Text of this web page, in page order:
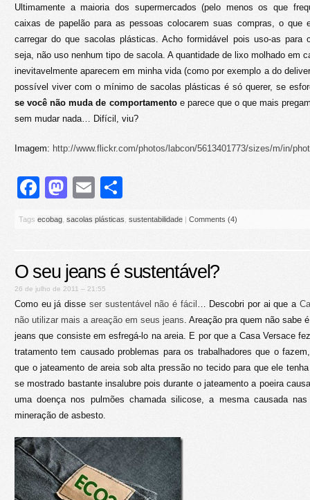
Ultimamente a maioria dos supermercados (pelo menos os que
caixas de papelão para as pessoas colocarem suas compras, o que
carregar do que sacolas plásticas. Acho formidável pois uso-as para
seja, não uso nenhum tipo de sacola. A quantidade de lixo molhado em
inevitavelmente aparecem em minha vida (como por exemplo a do
possível viver com o mínimo de sacolas plásticas é só querer, se
se você não muda de comportamentoe parece que o que mais
sem mudar nada… Difícil, viu?
Imagem: http://www.flickr.com/photos/labcon/5613401773/sizes/m/in/
Facebook
Mastodon
Email
Tags ecobag sacolas plásticas sustentabilidade | Comments (4)
O seu jeans é sustentável?
26 de julho de 2011 – 21:55
Como eu já disse ser sustentável não é fácil … Descobri por ai que a
não utilizar mais a areação em seus jeans. Areação pra quem não sabe
jeans que consiste em esfregá-lo na areia. E por que a Casa Versace
tratamento tem causado problemas para os trabalhadores que o
que o jateamento de areia sob alta pressão no tecido para que ele
se mostrado bastante insalubre pois durante o jateamento a poeira
uma doença nos pulmões chamada silicose, a mesma causada
mineração de asbesto.